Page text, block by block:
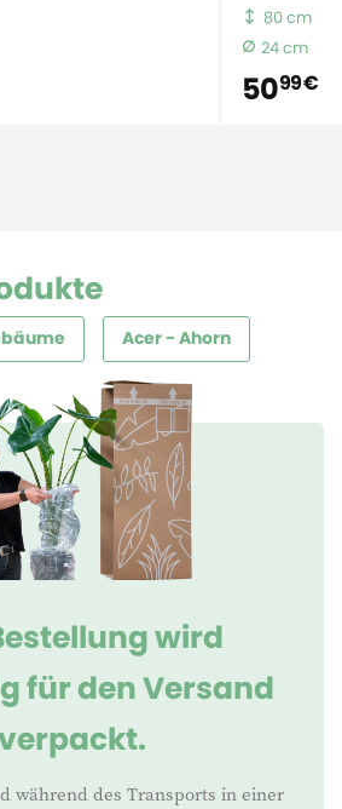
80 cm
24 cm
5099 €
Acer - Ahorn
wird
für den Versand
während des Transports in einer